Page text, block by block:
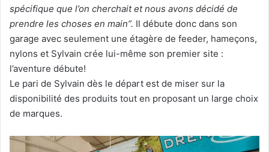
spécifique que l’on cherchait et nous avons décidé de
prendre les choses en main”. Il débute donc dans son
garage avec seulement une étagère de feeder, hameçons,
nylons et Sylvain crée lui-même son premier site :
l’aventure débute!
Le pari de Sylvain dès le départ est de miser sur la
disponibilité des produits tout en proposant un large choix
de marques.